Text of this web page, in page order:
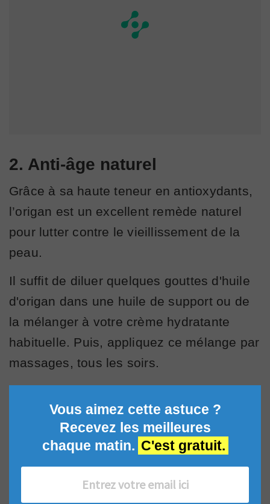
2. Anti-âge naturel
Grâce à sa haute teneur en antioxydants,
l’origan est un excellent remède naturel
pour lutter contre le vieillissement de la
peau.
Il suffit de diluer quelques gouttes d'huile
d'origan dans une huile de support ou de
la mélanger à votre crème hydratante
habituelle. Puis, appliquez ce mélange par
massages, tous les soirs.
Vous aimez cette astuce ?
Recevez les meilleures
chaque matin. C'est gratuit.